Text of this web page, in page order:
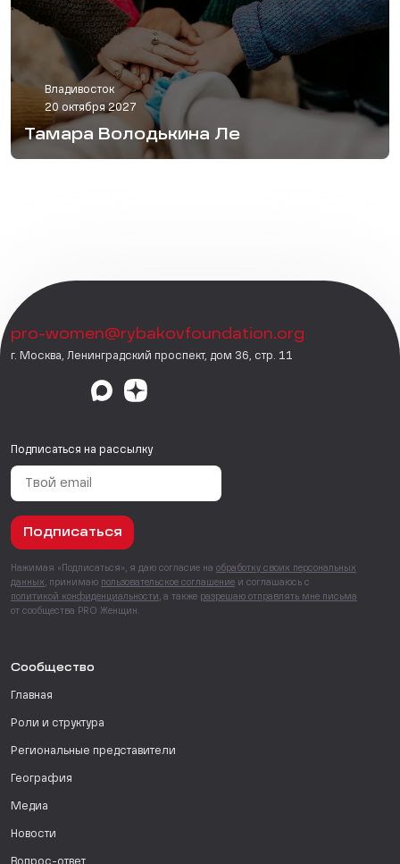
Владивосток
20 октября 2027
Тамара Володькина Ле
pro-women@rybakovfoundation.org
г. Москва, Ленинградский проспект, дом 36, стр. 11
Подписаться на рассылку
Подписаться
Нажимая «Подписаться», я даю согласие на обработку своих персональных
данных , принимаю пользовательское соглашение и соглашаюсь с
политикой конфиденциальности , а также разрешаю отправлять мне письма
от сообщества PRO Женщин.
Сообщество
Главная
Роли и структура
Региональные представители
География
Медиа
Новости